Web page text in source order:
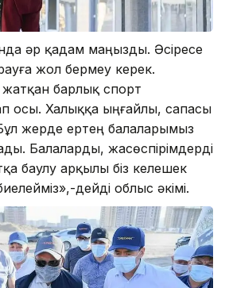
әр қадам маңызды. Әсіресе
жол бермеу керек.
барлық спорт
осы. Халыққа ыңғайлы, сапасы
Бұл жерде ертең балаларымыз
Балаларды, жасөспірімдерді
баулу арқылы біз келешек
дейді облыс әкімі.